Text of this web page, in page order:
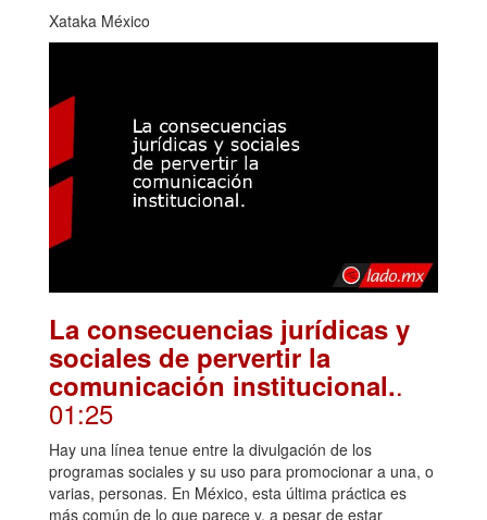
Xataka México
La consecuencias jurídicas y
sociales de pervertir la
comunicación institucional..
01:25
Hay una línea tenue entre la divulgación de los
programas sociales y su uso para promocionar a una, o
varias, personas. En México, esta última práctica es
más común de lo que parece y, a pesar de estar